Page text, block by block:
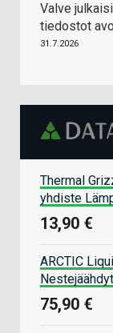
Valve
tiedostot
31.7.2026
Thermal
yhdiste
13,90 €
ARCTIC
75,90 €